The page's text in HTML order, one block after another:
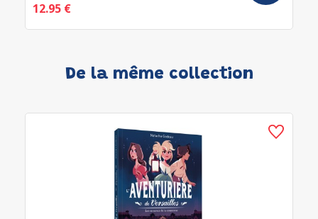
12.95 €
De la même collection